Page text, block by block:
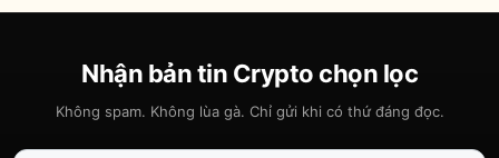
Nhận bản tin Crypto chọn lọc
Không spam. Không lùa gà. Chỉ gửi khi có thứ đáng đọc.